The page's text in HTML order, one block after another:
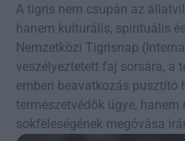
A tigris nem csupán az
hanem kulturális, spirituális
Nemzetközi Tigrisnap
veszélyeztetett faj sorsára, a
emberi beavatkozás pusztító
természetvédők ügye,
sokféleségének megóvása